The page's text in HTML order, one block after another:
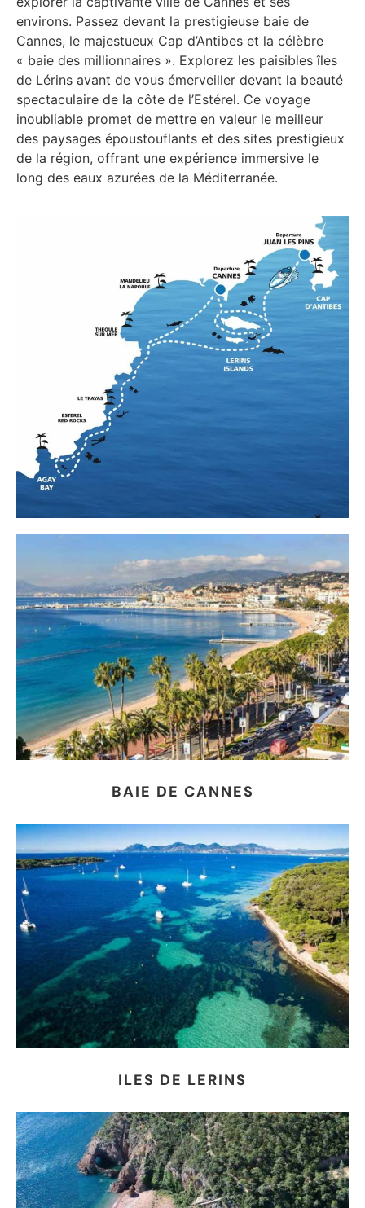
environs. Passez devant la prestigieuse baie de
Cannes, le majestueux Cap d’Antibes et la célèbre
« baie des millionnaires ». Explorez les paisibles îles
de Lérins avant de vous émerveiller devant la beauté
spectaculaire de la côte de l’Estérel. Ce voyage
inoubliable promet de mettre en valeur le meilleur
des paysages époustouflants et des sites prestigieux
de la région, offrant une expérience immersive le
long des eaux azurées de la Méditerranée.
BAIE DE CANNES
ILES DE LERINS